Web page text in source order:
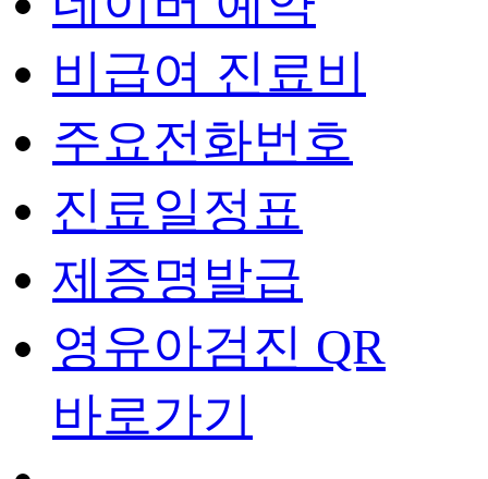
비급여 진료비
주요전화번호
진료일정표
제증명발급
영유아검진 QR
바로가기